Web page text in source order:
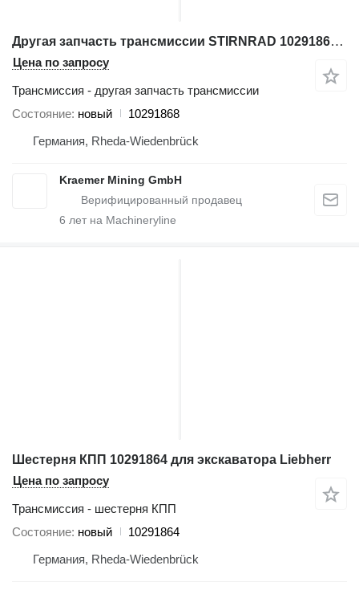
Другая запчасть трансмиссии STIRNRAD 10291868 для экскаватора Liebherr
Цена по запросу
Трансмиссия - другая запчасть трансмиссии
Состояние новый
10291868
Германия, Rheda-Wiedenbrück
Kraemer Mining GmbH
6 лет на Machineryline
Шестерня КПП 10291864 для экскаватора Liebherr
Цена по запросу
Трансмиссия - шестерня КПП
Состояние новый
10291864
Германия, Rheda-Wiedenbrück